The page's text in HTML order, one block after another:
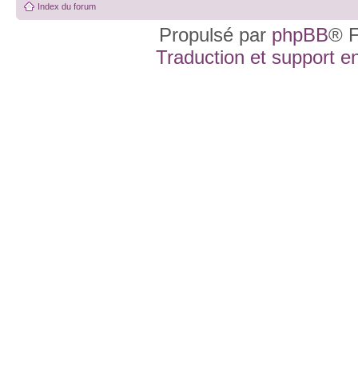
Index du forum
Propulsé par phpBB®
Traduction et support